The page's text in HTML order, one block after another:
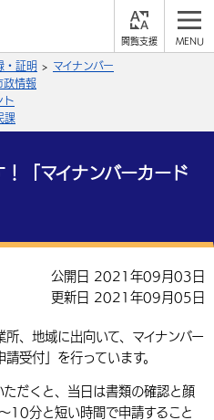
をつける
青 白
大きさ
準
中国語（簡体字）
健康・予防
住宅・インフラ
産業・雇用
税金
子どもを預ける
・証明
マイナンバー
政情報
ト
課
「マイナンバーカード
公開日 2021年09月03日
更新日 2021年09月05日
、地域に出向いて、マイナンバー
受付」を行っています。
だくと、当日は書類の確認と顔
10分と短い時間で申請すること